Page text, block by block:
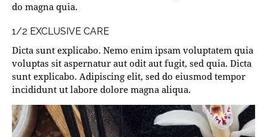
do magna quia.
1/2 EXCLUSIVE CARE
Dicta sunt explicabo. Nemo enim ipsam voluptatem quia
voluptas sit aspernatur aut odit aut fugit, sed quia. Dicta
sunt explicabo. Adipiscing elit, sed do eiusmod tempor
incididunt ut labore dolore magna aliqua.